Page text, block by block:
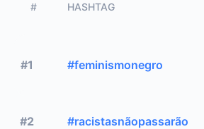
# HASHTAG
#1 #feminismonegro
#2 #racistasnãopassarão